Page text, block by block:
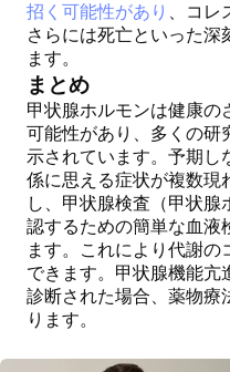
招く可能性があり
、コ
さらには死亡といった深
ます。
まとめ
甲状腺ホルモンは健康の
可能性があり、多くの研
示されています。予期し
係に思える症状が複数現
し、甲状腺検査（甲状腺
認するための簡単な血液
ます。これにより代謝
できます。甲状腺機能亢
診断された場合、薬物療
ります。